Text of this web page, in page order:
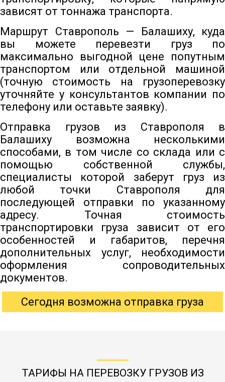
зависят от тоннажа транспорта.
Маршрут Ставрополь — Балашиху, куда
вы можете перевезти груз по
максимально выгодной цене попутным
транспортом или отдельной машиной
(точную стоимость на грузоперевозку
уточняйте у консультантов компании по
телефону или оставьте заявку).
Отправка грузов из Ставрополя в
Балашиху возможна несколькими
способами, в том числе со склада или с
помощью собственной службы,
специалисты которой заберут груз из
любой точки Ставрополя для
последующей отправки по указанному
адресу. Точная стоимость
транспортировки груза зависит от его
особенностей и габаритов, перечня
дополнительных услуг, необходимости
оформления сопроводительных
документов.
Сегодня возможна отправка груза
ТАРИФЫ НА ПЕРЕВОЗКУ ГРУЗОВ ИЗ